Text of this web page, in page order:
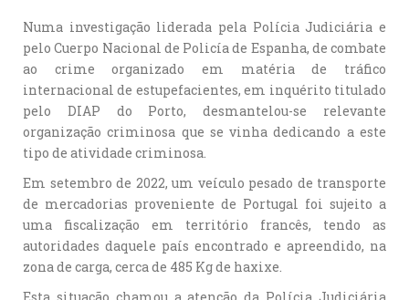
Numa investigação liderada pela Polícia Judiciária e
pelo Cuerpo Nacional de Policía de Espanha, de combate
ao crime organizado em matéria de tráfico
internacional de estupefacientes, em inquérito titulado
pelo DIAP do Porto, desmantelou-se relevante
organização criminosa que se vinha dedicando a este
tipo de atividade criminosa.
Em setembro de 2022, um veículo pesado de transporte
de mercadorias proveniente de Portugal foi sujeito a
uma fiscalização em território francês, tendo as
autoridades daquele país encontrado e apreendido, na
zona de carga, cerca de 485 Kg de haxixe.